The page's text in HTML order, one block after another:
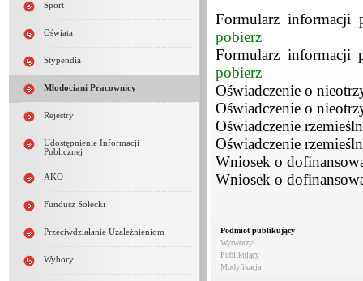
Sport
Oświata
Stypendia
Młodociani Pracownicy
Rejestry
Udostępnienie Informacji
Publicznej
AKO
Fundusz Sołecki
Przeciwdziałanie Uzależnieniom
Wybory
Formularz informacji
pobierz
Formularz informacji
pobierz
Oświadczenie o
Oświadczenie o
Oświadczenie
Oświadczenie
Wniosek o
Wniosek o
Podmiot publikujący
Wytworzył
Publikujący
Modyfikacja